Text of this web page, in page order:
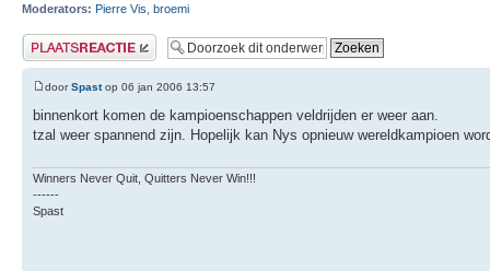
Moderators: Pierre Vis broemi
Plaats een reactie
doorSpastop 06 jan 2006 13:57
binnenkort komen de kampioenschappen veldrijden er weer aan.
tzal weer spannend zijn. Hopelijk kan Nys opnieuw wereldkampioen
Winners Never Quit, Quitters Never Win!!!
------
Spast